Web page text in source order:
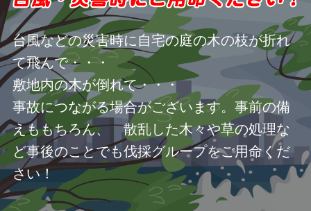
台風などの災害時に自宅の庭の木の枝が折れ
て飛んで・・・
敷地内の木が倒れて・・・
事故につながる場合がございます。事前の備
えももちろん、 散乱した木々や草の処理な
ど事後のことでも伐採グループをご用命くだ
さい！